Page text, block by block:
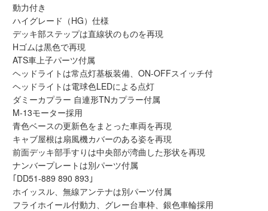
走行エリア別 鉄道模型車両リスト
北海道・東北
中部 関西
中国・四国
お役立ち情報
鉄道模型の情報 商品レビュー
動力付き
ハイグレード（HG）仕様
デッキ部ステップは直線状のものを再現
Hゴムは黒色で再現
ATS車上子パーツ付属
ヘッドライトは常点灯基板装備、ON-OFFスイッチ付
ヘッドライトは電球色LEDによる点灯
ダミーカプラー 自連形TNカプラー付属
M-13モーター採用
青色ベースの更新色をまとった車両を再現
キャブ屋根は扇風機カバーのある姿を再現
前面デッキ部手すりは中央部が湾曲した形状を再現
ナンバープレートは別パーツ付属
｢DD51-889 890 893｣
ホイッスル、無線アンテナは別パーツ付属
フライホイール付動力、グレー台車枠、銀色車輪採用